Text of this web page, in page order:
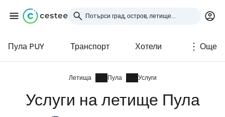
Пула PUY Транспорт Хотели Още
Летища Пула Услуги
Услуги на летище Пула
Влезте в Cestee
... световната общност на туристите
Продължете с Google